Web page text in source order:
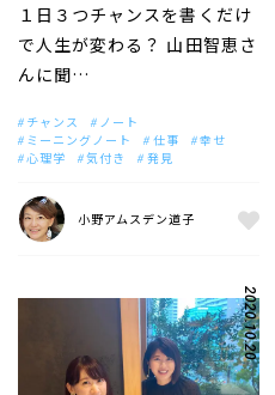
１日３つチャンスを書くだけ
で人生が変わる？ 山田智恵さ
んに聞…
チャンス
ノート
ミーニングノート
仕事
幸せ
心理学
気付き 発見
小野アムスデン道子
2020.10.20